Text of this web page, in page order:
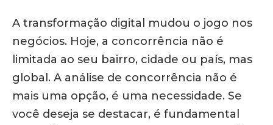
A transformação digital mudou o jogo nos
negócios. Hoje, a concorrência não é
limitada ao seu bairro, cidade ou país, mas
global. A análise de concorrência não é
mais uma opção, é uma necessidade. Se
você deseja se destacar, é fundamental